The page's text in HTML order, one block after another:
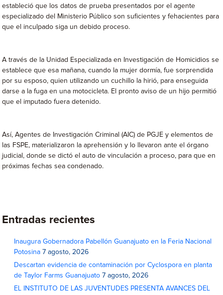
estableció que los datos de prueba presentados por el agente
especializado del Ministerio Público son suficientes y fehacientes para
que el inculpado siga un debido proceso.
A través de la Unidad Especializada en Investigación de Homicidios se
establece que esa mañana, cuando la mujer dormía, fue sorprendida
por su esposo, quien utilizando un cuchillo la hirió, para enseguida
darse a la fuga en una motocicleta. El pronto aviso de un hijo permitió
que el imputado fuera detenido.
Así, Agentes de Investigación Criminal (AIC) de PGJE y elementos de
las FSPE, materializaron la aprehensión y lo llevaron ante el órgano
judicial, donde se dictó el auto de vinculación a proceso, para que en
próximas fechas sea condenado.
Entradas recientes
Inaugura Gobernadora Pabellón Guanajuato en la Feria Nacional
Potosina 7 agosto, 2026
Descartan evidencia de contaminación por Cyclospora en planta
de Taylor Farms Guanajuato 7 agosto, 2026
EL INSTITUTO DE LAS JUVENTUDES PRESENTA AVANCES DEL